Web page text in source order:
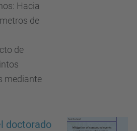
Hacia
de
de
mediante
doctorado